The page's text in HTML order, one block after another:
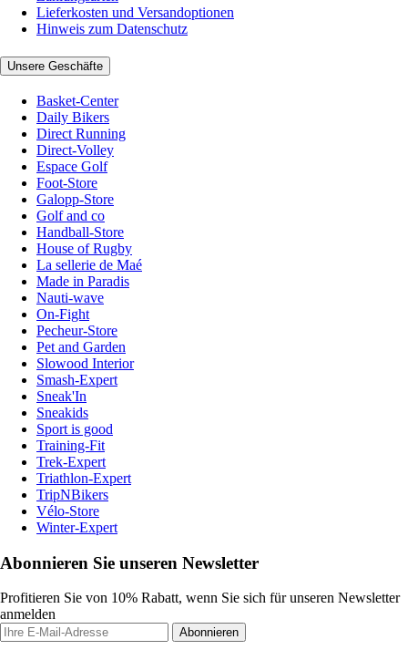
Lieferkosten und Versandoptionen
Hinweis zum Datenschutz
Unsere Geschäfte
Basket-Center
Daily Bikers
Direct Running
Direct-Volley
Espace Golf
Foot-Store
Galopp-Store
Golf and co
Handball-Store
House of Rugby
La sellerie de Maé
Made in Paradis
Nauti-wave
On-Fight
Pecheur-Store
Pet and Garden
Slowood Interior
Smash-Expert
Sneak'In
Sneakids
Sport is good
Training-Fit
Trek-Expert
Triathlon-Expert
TripNBikers
Vélo-Store
Winter-Expert
Abonnieren Sie unseren Newsletter
Profitieren Sie von 10% Rabatt, wenn Sie sich für unseren Newsletter
anmelden
Abonnieren